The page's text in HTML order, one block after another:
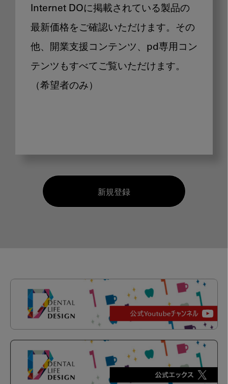
Internet DOに掲載されている製品の
最新価格をご確認いただけます。その
他、開業支援コンテンツ、pd専用コン
テンツもすべてご覧いただけます。
（希望者のみ）
新規登録